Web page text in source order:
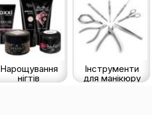
Нарощування
нігтів
Інструменти
для манікюру